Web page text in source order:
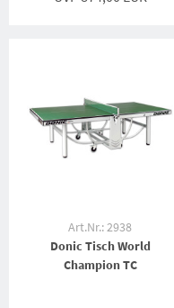
Art.Nr.: 2938
Donic Tisch World
Champion TC